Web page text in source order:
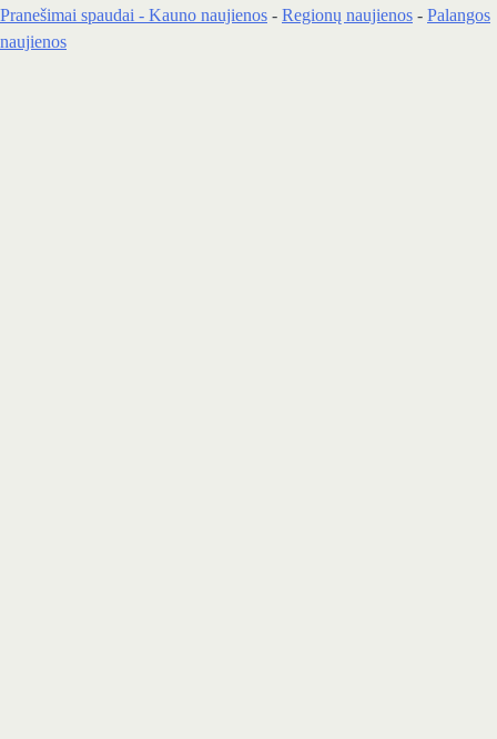
Pranešimai spaudai - Kauno naujienos - Regionų naujienos - Palangos
naujienos